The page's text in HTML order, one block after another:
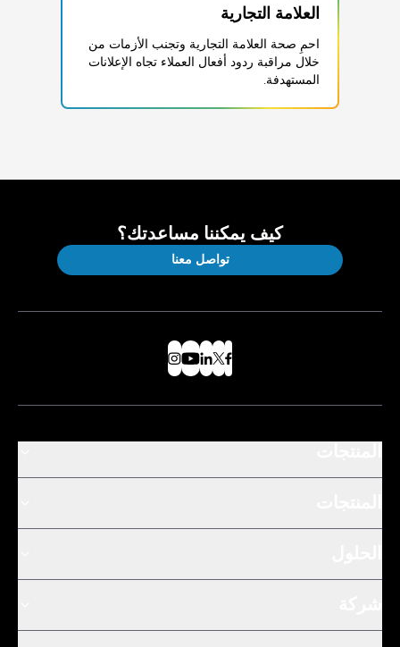
العلامة التجارية
احمِ صحة العلامة التجارية وتجنب الأزمات من
خلال مراقبة ردود أفعال العملاء تجاه الإعلانات
المستهدفة.
كيف يمكننا مساعدتك؟
تواصل معنا